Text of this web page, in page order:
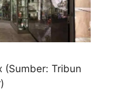
(Sumber: Tribun